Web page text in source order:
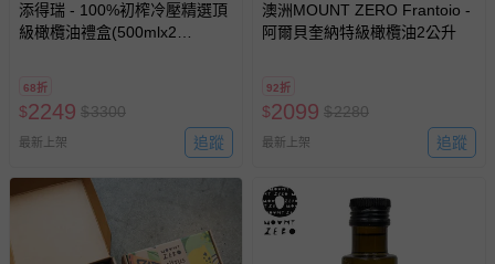
添得瑞 - 100%初榨冷壓精選頂
級橄欖油禮盒(500mlx2
68折
$2249 $3300
最新上架 追蹤
澳洲MOUNT ZERO Frantoio -
阿爾貝奎納特級橄欖油2公升
92折
$2099 $2280
最新上架 追蹤